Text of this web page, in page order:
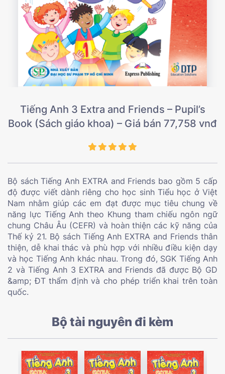
Tiếng Anh 3 Extra and Friends – Pupil’s
Book (Sách giáo khoa) – Giá bán 77,758 vnđ
Bộ sách Tiếng Anh EXTRA and Friends bao gồm 5 cấp
độ được viết dành riêng cho học sinh Tiểu học ở Việt
Nam nhằm giúp các em đạt được mục tiêu chung về
năng lực Tiếng Anh theo Khung tham chiếu ngôn ngữ
chung Châu Âu (CEFR) và hoàn thiện các kỹ năng của
Thế kỷ 21. Bộ sách Tiếng Anh EXTRA and Friends thân
thiện, dễ khai thác và phù hợp với nhiều điều kiện dạy
và học Tiếng Anh khác nhau. Trong đó, SGK Tiếng Anh
2 và Tiếng Anh 3 EXTRA and Friends đã được Bộ GD
&amp; ĐT thẩm định và cho phép triển khai trên toàn
quốc.
Bộ tài nguyên đi kèm